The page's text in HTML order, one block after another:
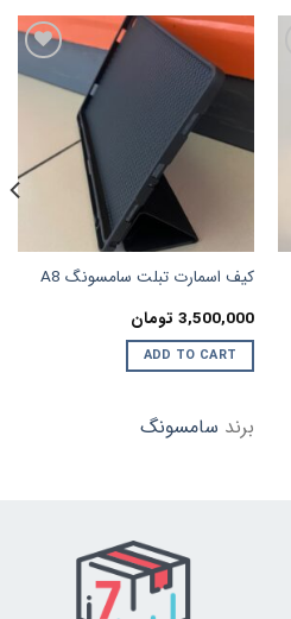
افزودن
کیف اسمارت تبلت سامسونگ A8
3,500,000 تومان
ADD TO CART
برند سامسونگ